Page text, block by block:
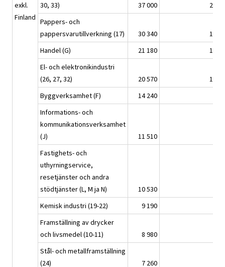
exkl.
Finland
30, 33)
37 000
2
Pappers- och
pappersvarutillverkning (17)
30 340
1
Handel (G)
21 180
1
El- och elektronikindustri
(26, 27, 32)
20 570
1
Byggverksamhet (F)
14 240
Informations- och
kommunikationsverksamhet
(J)
11 510
Fastighets- och
uthyrningservice,
resetjänster och andra
stödtjänster (L, M ja N)
10 530
Kemisk industri (19-22)
9 190
Framställning av drycker
och livsmedel (10-11)
8 980
Stål- och metallframställning
(24)
7 260